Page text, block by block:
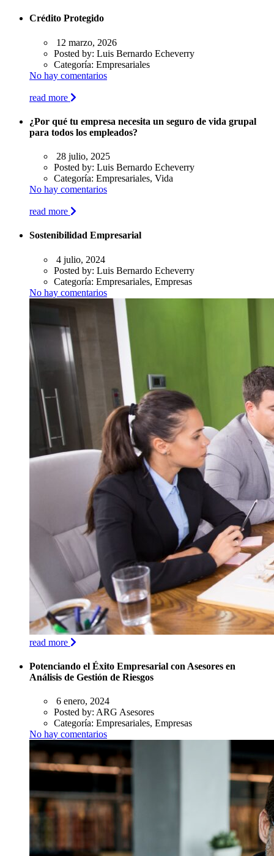
Crédito Protegido
12 marzo, 2026
Posted by: Luis Bernardo Echeverry
Categoría: Empresariales
No hay comentarios
read more
¿Por qué tu empresa necesita un seguro de vida grupal
para todos los empleados?
28 julio, 2025
Posted by: Luis Bernardo Echeverry
Categoría: Empresariales, Vida
No hay comentarios
read more
Sostenibilidad Empresarial
4 julio, 2024
Posted by: Luis Bernardo Echeverry
Categoría: Empresariales, Empresas
No hay comentarios
read more
Potenciando el Éxito Empresarial con Asesores en
Análisis de Gestión de Riesgos
6 enero, 2024
Posted by: ARG Asesores
Categoría: Empresariales, Empresas
No hay comentarios